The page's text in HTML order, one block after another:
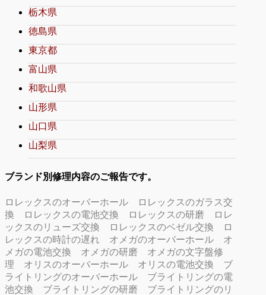
栃木県
徳島県
東京都
富山県
和歌山県
山形県
山口県
山梨県
ブランド別修理内容のご報告です。
ロレックスのオーバーホール
ロレックスのガラス交
換
ロレックスの電池交換 ロレックスの研磨
ロレ
ックスのリューズ交換
ロレックスのベゼル交換
ロ
レックスの時計の遅れ
オメガのオーバーホール
オ
メガの電池交換
オメガの研磨
オメガの文字盤修
理
オリスのオーバーホール オリスの電池交換
ブ
ライトリングのオーバーホール
ブライトリングの電
池交換
ブライトリングの研磨
ブライトリングのリ